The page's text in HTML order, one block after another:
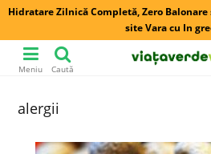
Hidratare Zilnică Completă, Zero
site Vara cu In
Meniu Caută
alergii